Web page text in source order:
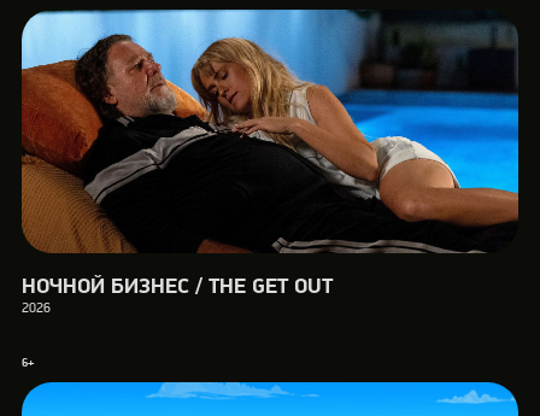
НОЧНОЙ БИЗНЕС / THE GET OUT
2026
6+